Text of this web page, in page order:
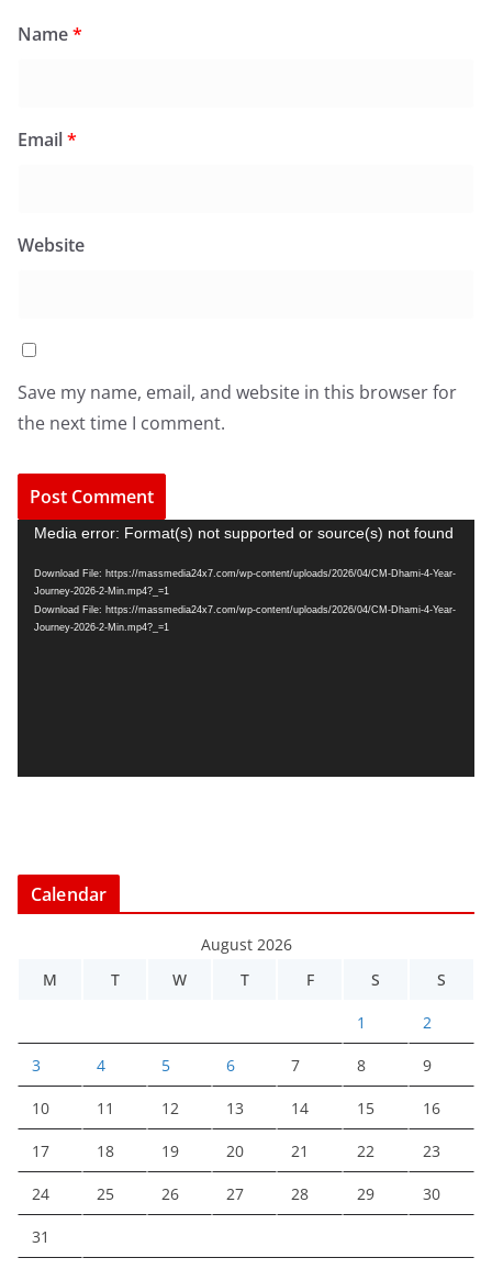
Name*
Email*
Website
Save my name, email, and website in this browser for
the next time I comment.
e
Media error: Format(s) not supported or source(s) not found
Download File: https://massmedia24x7.com/wp-content/uploads/2026/04/CM-Dhami-4-Year-
Journey-2026-2-Min.mp4?_=1
Download File: https://massmedia24x7.com/wp-content/uploads/2026/04/CM-Dhami-4-Year-
Journey-2026-2-Min.mp4?_=1
Calendar
August 2026
M
T W T F S S
1 2
3 4 5 6 7 8 9
10 11 12 13 14 15 16
17 18 19 20 21 22 23
24 25 26 27 28 29 30
31